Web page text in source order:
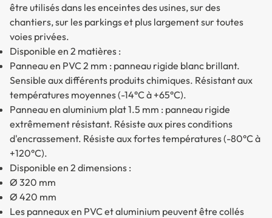
être utilisés dans les enceintes des usines, sur des
chantiers, sur les parkings et plus largement sur toutes
voies privées.
Disponible en 2 matières :
Panneau en PVC 2 mm : panneau rigide blanc brillant.
Sensible aux différents produits chimiques. Résistant aux
températures moyennes (-14°C à +65°C).
Panneau en aluminium plat 1.5 mm : panneau rigide
extrêmement résistant. Résiste aux pires conditions
d'encrassement. Résiste aux fortes températures (-80°C à
+120°C).
Disponible en 2 dimensions :
Ø 320 mm
Ø 420 mm
Les panneaux en PVC et aluminium peuvent être collés